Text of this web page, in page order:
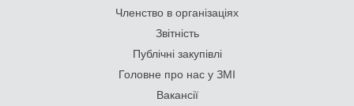
Членство в організаціях
Звітність
Публічні закупівлі
Головне про нас у ЗМІ
Вакансії